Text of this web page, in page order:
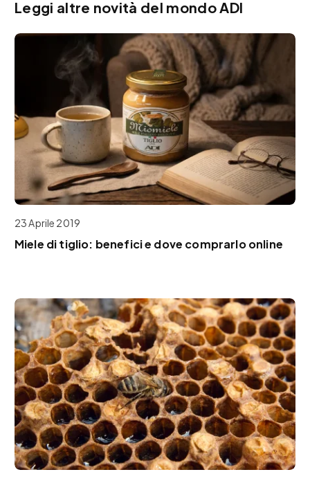
Leggi altre novità del mondo ADI
23 Aprile 2019
Miele di tiglio: benefici e dove comprarlo online